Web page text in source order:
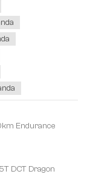
Endurance
DCT Dragon